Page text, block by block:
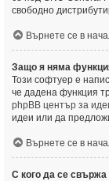
свободно
Върнете се в
Защо я няма
Този софтуер е
че дадена функция
phpBB център за
идеи или да
Върнете се в
С кого да се